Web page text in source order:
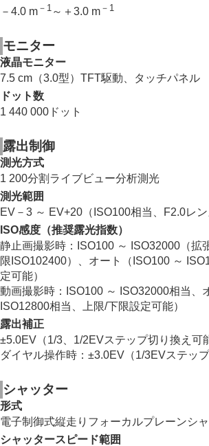
－4.0 m －1 ～＋3.0 m －1
モニター
液晶モニター
7.5 cm（3.0型）TFT駆動、タッチパネル
ドット数
1 440 000ドット
露出制御
測光方式
1 200分割ライブビュー分析測光
測光範囲
EV－3 ～ EV+20（ISO100相当、F2.0レン
ISO感度（推奨露光指数）
静止画撮影時：ISO100 ～ ISO32000（拡
限ISO102400）、オート（ISO100 ～
定可能）
動画撮影時：ISO100 ～ ISO32000相当、
ISO12800相当、上限/下限設定可能）
露出補正
±5.0EV（1/3、1/2EVステップ切り換え可
ダイヤル操作時：±3.0EV（1/3EVステップ
シャッター
形式
電子制御式縦走りフォーカルプレーンシ
シャッタースピード範囲